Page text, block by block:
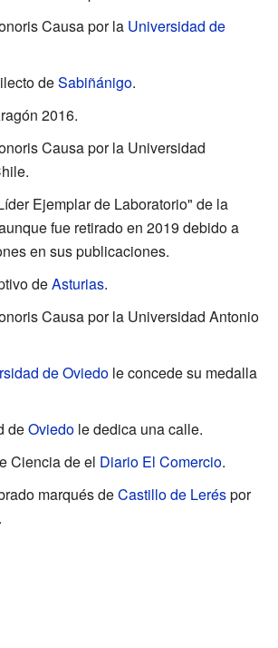
Causa por la Universidad de
deSabiñánigo.
2016.
Causa por la Universidad
Ejemplar de Laboratorio" de la
fue retirado en 2019 debido a
en sus publicaciones.
deAsturias.
Causa por la Universidad Antonio
de Oviedo le concede su medalla
deOviedo le dedica una calle.
Ciencia de el Diario El Comercio.
marqués deCastillo de Leréspor